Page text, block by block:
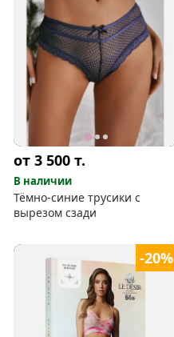
от 3 500т.
В наличии
Тёмно-синие трусики с
вырезом сзади
-20%